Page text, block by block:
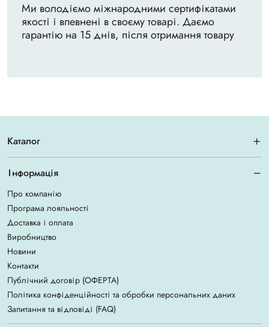
Ми володіємо міжнародними сертифікатами
якості і впевнені в своєму товарі. Даємо
гарантію на 15 днів, після отримання товару
Каталог
Інформація
Про компанію
Програма лояльності
Доставка і оплата
Виробництво
Новини
Контакти
Публічний договір (ОФЕРТА)
Політика конфіденційності та обробки персональних даних
Запитання та відповіді (FAQ)